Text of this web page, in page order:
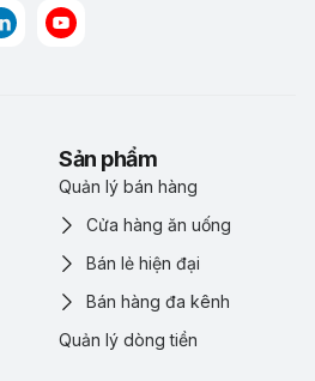
Sản phẩm
Quản lý bán hàng
Cửa hàng ăn uống
Bán lẻ hiện đại
Bán hàng đa kênh
Quản lý dòng tiền